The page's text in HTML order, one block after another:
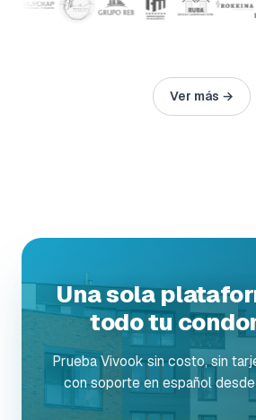
Ver más →
Una sola
todo tu
Prueba Vivook sin costo, sin
con soporte en español